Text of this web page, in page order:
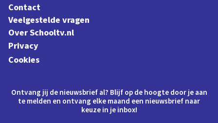
Contact
Veelgestelde vragen
Over Schooltv.nl
Privacy
Cookies
Ontvang jij de nieuwsbrief al? Blijf op de hoogte door je aan
te melden en ontvang elke maand een nieuwsbrief naar
keuze in je inbox!